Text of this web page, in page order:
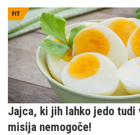
FIT
Jajca, ki jih lahko jedo tudi
misija nemogoče!